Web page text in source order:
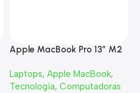
Apple MacBook Pro 13” M2
Laptops, Apple MacBook,
Tecnología, Computadoras